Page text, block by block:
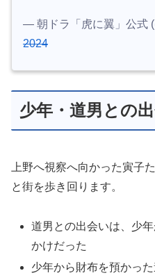
— 朝ドラ「虎に翼」公式
2024
少年・道男との
上野へ視察へ向かった寅子
と街を歩き回ります。
道男との出会いは、少
かけだった
少年から財布を預かっ